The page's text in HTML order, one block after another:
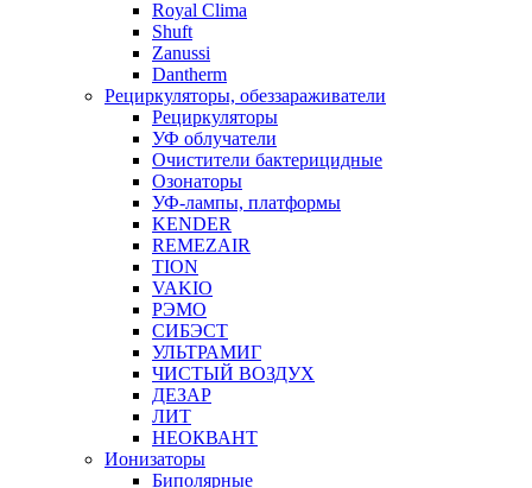
Royal Clima
Shuft
Zanussi
Dantherm
Рециркуляторы, обеззараживатели
Рециркуляторы
УФ облучатели
Очистители бактерицидные
Озонаторы
УФ-лампы, платформы
KENDER
REMEZAIR
TION
VAKIO
РЭМО
СИБЭСТ
УЛЬТРАМИГ
ЧИСТЫЙ ВОЗДУХ
ДЕЗАР
ЛИТ
НЕОКВАНТ
Ионизаторы
Биполярные